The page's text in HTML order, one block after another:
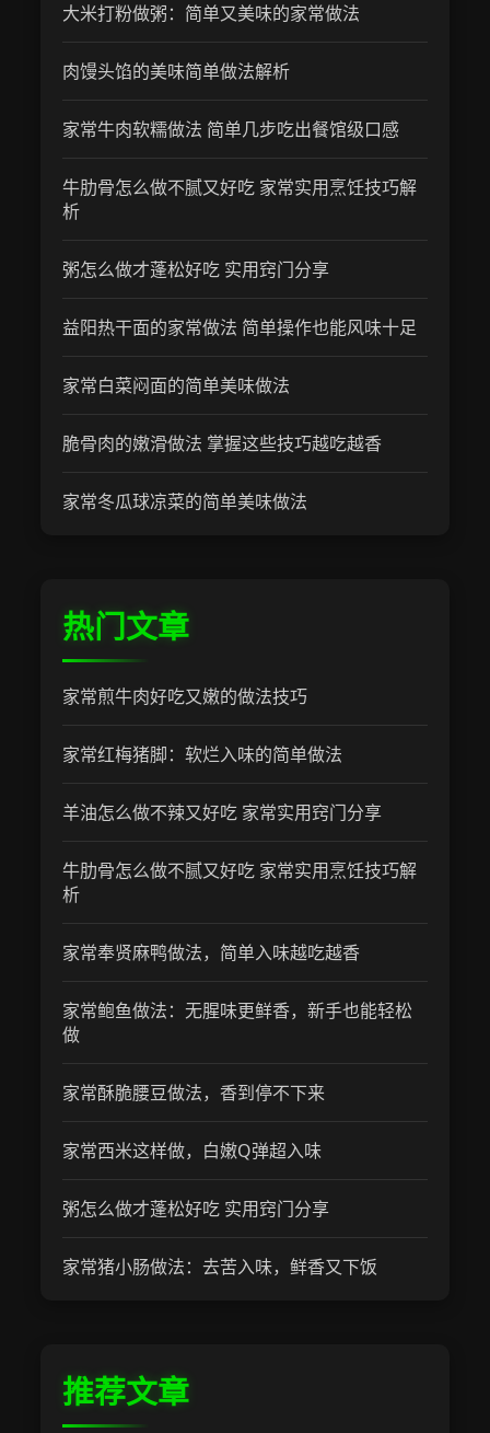
大米打粉做粥：简单又美味的家常做法
肉馒头馅的美味简单做法解析
家常牛肉软糯做法 简单几步吃出餐馆级口感
牛肋骨怎么做不腻又好吃 家常实用烹饪技巧解
析
粥怎么做才蓬松好吃 实用窍门分享
益阳热干面的家常做法 简单操作也能风味十足
家常白菜闷面的简单美味做法
脆骨肉的嫩滑做法 掌握这些技巧越吃越香
家常冬瓜球凉菜的简单美味做法
热门文章
家常煎牛肉好吃又嫩的做法技巧
家常红梅猪脚：软烂入味的简单做法
羊油怎么做不辣又好吃 家常实用窍门分享
牛肋骨怎么做不腻又好吃 家常实用烹饪技巧解
析
家常奉贤麻鸭做法，简单入味越吃越香
家常鲍鱼做法：无腥味更鲜香，新手也能轻松
做
家常酥脆腰豆做法，香到停不下来
家常西米这样做，白嫩Q弹超入味
粥怎么做才蓬松好吃 实用窍门分享
家常猪小肠做法：去苦入味，鲜香又下饭
推荐文章